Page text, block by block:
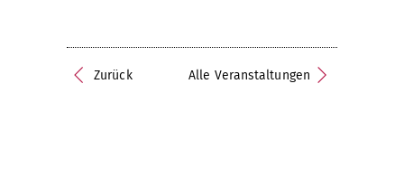
Zurück Alle Veranstaltungen